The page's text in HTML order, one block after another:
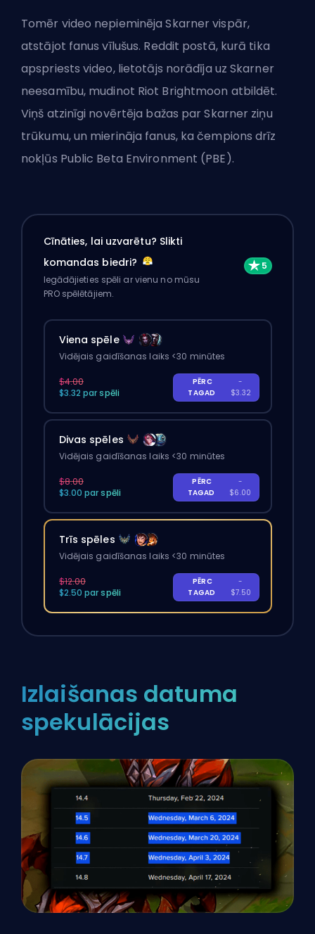
Tomēr video nepieminēja Skarner vispār,
atstājot fanus vīlušus. Reddit postā, kurā tika
apspriests video, lietotājs norādīja uz Skarner
neesamību, mudinot Riot Brightmoon atbildēt.
Viņš atzinīgi novērtēja bažas par Skarner ziņu
trūkumu, un mierināja fanus, ka čempions drīz
nokļūs Public Beta Environment (PBE).
Cīnāties, lai uzvarētu? Slikti
komandas biedri?
Iegādājieties spēli ar vienu no mūsu
PRO spēlētājiem.
Viena spēle
Vidējais gaidīšanas laiks <30 minūtes
$4.00
$3.32 par spēli
PĒRC
TAGAD
-
$3.32
Divas spēles
Vidējais gaidīšanas laiks <30 minūtes
$8.00
$3.00 par spēli
PĒRC
TAGAD
-
$6.00
Trīs spēles
Vidējais gaidīšanas laiks <30 minūtes
$12.00
$2.50 par spēli
PĒRC
TAGAD
-
$7.50
Izlaišanas datuma
spekulācijas